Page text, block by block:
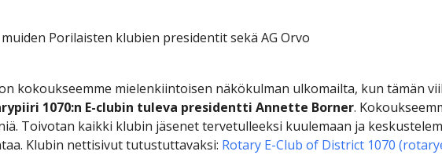
Porilaisten klubien presidentit sekä AG Orvo
kokoukseemme mielenkiintoisen näkökulman ulkomailta, kun tämän
1070:n E-clubin tuleva presidentti Annette Borner.
Toivotan kaikki klubin jäsenet tervetulleeksi kuulemaan ja
Klubin nettisivut tutustuttavaksi: Rotary E-Club of District 1070